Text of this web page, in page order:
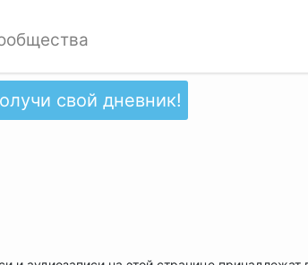
свой дневник!